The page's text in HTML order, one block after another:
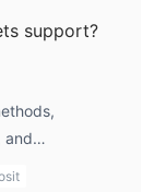
support?
and
me since I